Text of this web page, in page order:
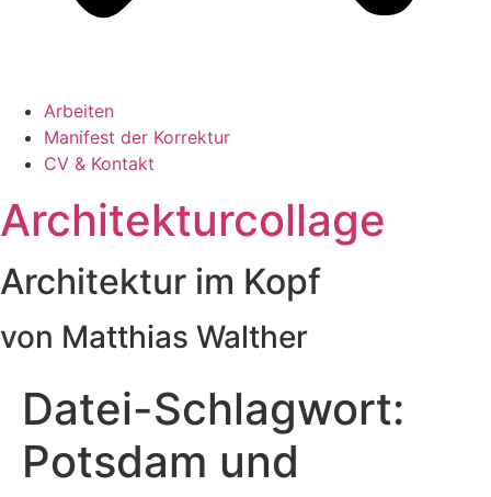
Arbeiten
Manifest der Korrektur
CV & Kontakt
Architekturcollage
Architektur im Kopf
von Matthias Walther
Datei-Schlagwort:
Potsdam und